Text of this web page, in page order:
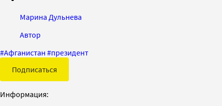
Марина Дульнева
Автор
#Афганистан #президент
Подписаться
Информация: